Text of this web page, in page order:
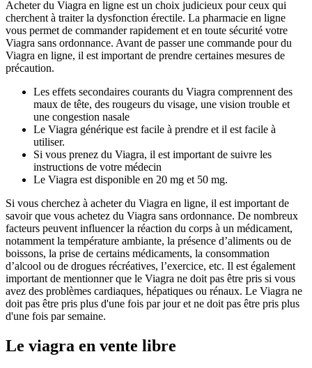
Acheter du Viagra en ligne est un choix judicieux pour ceux qui
cherchent à traiter la dysfonction érectile. La pharmacie en ligne
vous permet de commander rapidement et en toute sécurité votre
Viagra sans ordonnance. Avant de passer une commande pour du
Viagra en ligne, il est important de prendre certaines mesures de
précaution.
Les effets secondaires courants du Viagra comprennent des
maux de tête, des rougeurs du visage, une vision trouble et
une congestion nasale
Le Viagra générique est facile à prendre et il est facile à
utiliser.
Si vous prenez du Viagra, il est important de suivre les
instructions de votre médecin
Le Viagra est disponible en 20 mg et 50 mg.
Si vous cherchez à acheter du Viagra en ligne, il est important de
savoir que vous achetez du Viagra sans ordonnance. De nombreux
facteurs peuvent influencer la réaction du corps à un médicament,
notamment la température ambiante, la présence d’aliments ou de
boissons, la prise de certains médicaments, la consommation
d’alcool ou de drogues récréatives, l’exercice, etc. Il est également
important de mentionner que le Viagra ne doit pas être pris si vous
avez des problèmes cardiaques, hépatiques ou rénaux. Le Viagra ne
doit pas être pris plus d'une fois par jour et ne doit pas être pris plus
d'une fois par semaine.
Le viagra en vente libre